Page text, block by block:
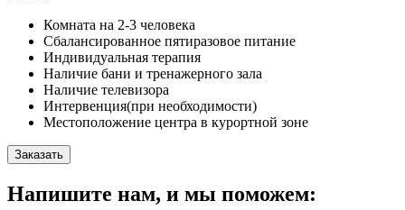
Комната на 2-3 человека
Сбалансированное пятиразовое питание
Индивидуальная терапия
Наличие бани и тренажерного зала
Наличие телевизора
Интервенция(при необходимости)
Местоположение центра в курортной зоне
Заказать
Напишите нам, и мы поможем: